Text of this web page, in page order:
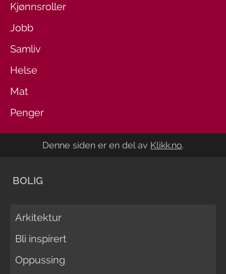
Kjønnsroller
Jobb
Samliv
Helse
Mat
Penger
Denne siden er en del av Klikk.no.
BOLIG
Arkitektur
Bli inspirert
Oppussing